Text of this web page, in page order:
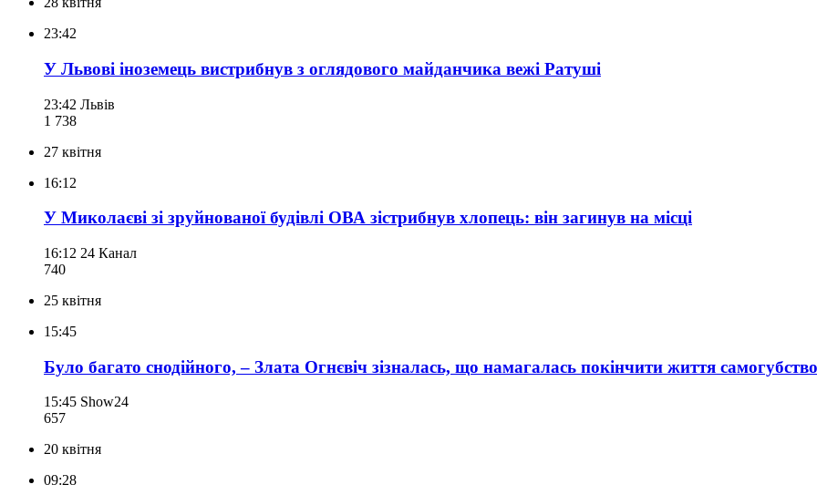
23:42
У Львові іноземець вистрибнув з оглядового майданчика вежі Ратуші
23:42 Львів
1 738
27 квітня
16:12
У Миколаєві зі зруйнованої будівлі ОВА зістрибнув хлопець: він загинув на місці
16:12 24 Канал
740
25 квітня
15:45
Було багато снодійного, – Злата Огнєвіч зізналась, що намагалась покінчити життя
15:45 Show24
657
20 квітня
09:28